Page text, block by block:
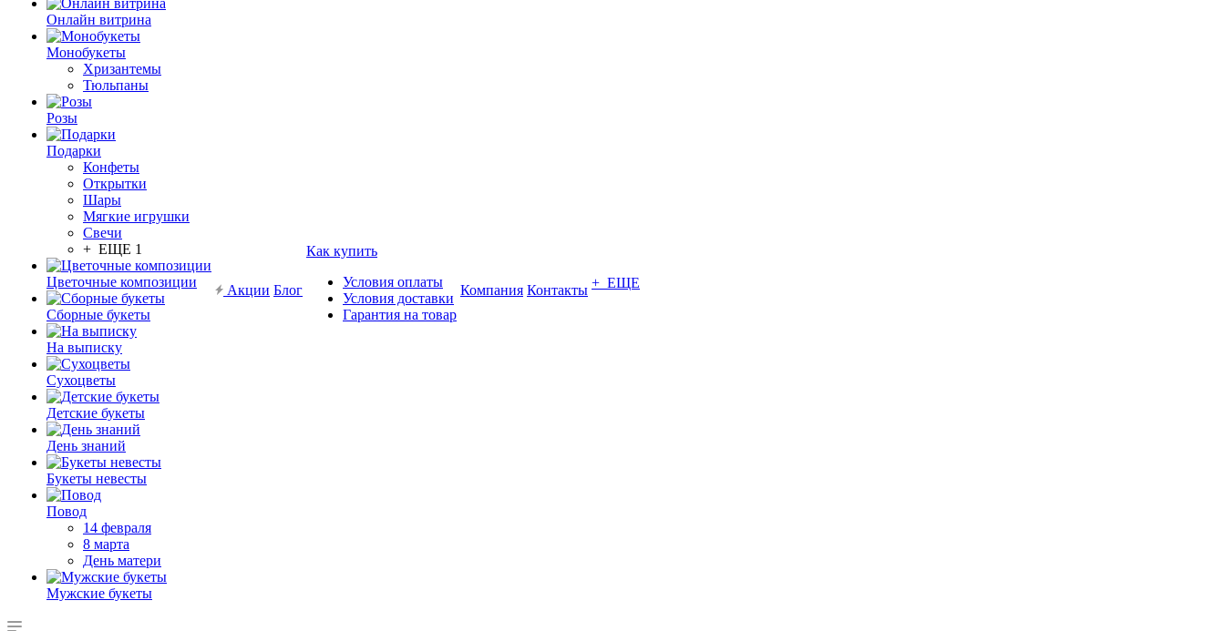
Онлайн витрина
Монобукеты
Хризантемы
Тюльпаны
Розы
Подарки
Конфеты
Открытки
Шары
Мягкие игрушки
Свечи
+ ЕЩЕ 1
Цветочные композиции
Сборные букеты
На выписку
Сухоцветы
Детские букеты
День знаний
Букеты невесты
Повод
14 февраля
8 марта
День матери
Мужские букеты
Акции Блог
Как купить
Условия оплаты
Условия доставки
Гарантия на товар
Компания Контакты + ЕЩЕ